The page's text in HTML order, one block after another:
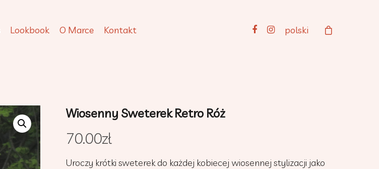
Lookbook O Marce Kontakt polski
Wiosenny Sweterek Retro Róż
70.00zł
Uroczy krótki sweterek do każdej kobiecej wiosennej stylizacji jako